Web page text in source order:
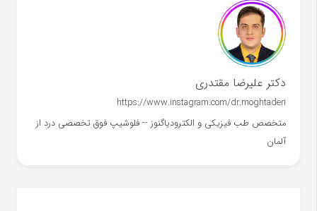
دکتر علیرضا مقتدری
https://www.instagram.com/dr.moghtaderi
متخصص طب فیزیکی و الکترودیاگنوز -- فلوشیپ فوق تخصصی درد از
آلمان